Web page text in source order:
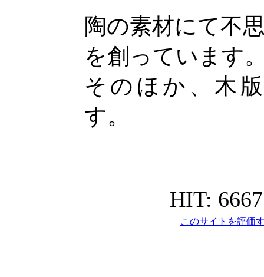
陶の素材にて不
を創っています
そのほか、木
す。
HIT:
このサイトを評価